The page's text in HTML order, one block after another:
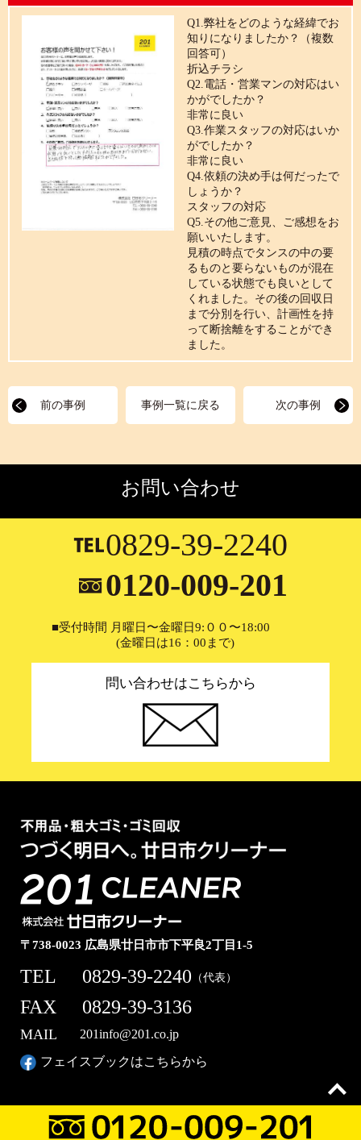
Q1.弊社をどのような経緯でお
知りになりましたか？（複数
回答可）
折込チラシ
Q2.電話・営業マンの対応はい
かがでしたか？
非常に良い
Q3.作業スタッフの対応はいか
がでしたか？
非常に良い
Q4.依頼の決め手は何だったで
しょうか？
スタッフの対応
Q5.その他ご意見、ご感想をお
願いいたします。
見積の時点でタンスの中の要
るものと要らないものが混在
している状態でも良いとして
くれました。その後の回収日
まで分別を行い、計画性を持
って断捨離をすることができ
ました。
前の事例 事例一覧に戻る 次の事例
お問い合わせ
0829-39-2240
0120-009-201
■受付時間 月曜日〜金曜日9:００〜18:00
(金曜日は16：00まで)
問い合わせはこちらから
〒738-0023 広島県廿日市市下平良2丁目1-5
TEL 0829-39-2240 （代表）
FAX 0829-39-3136
MAIL
201info@201.co.jp
フェイスブックはこちらから